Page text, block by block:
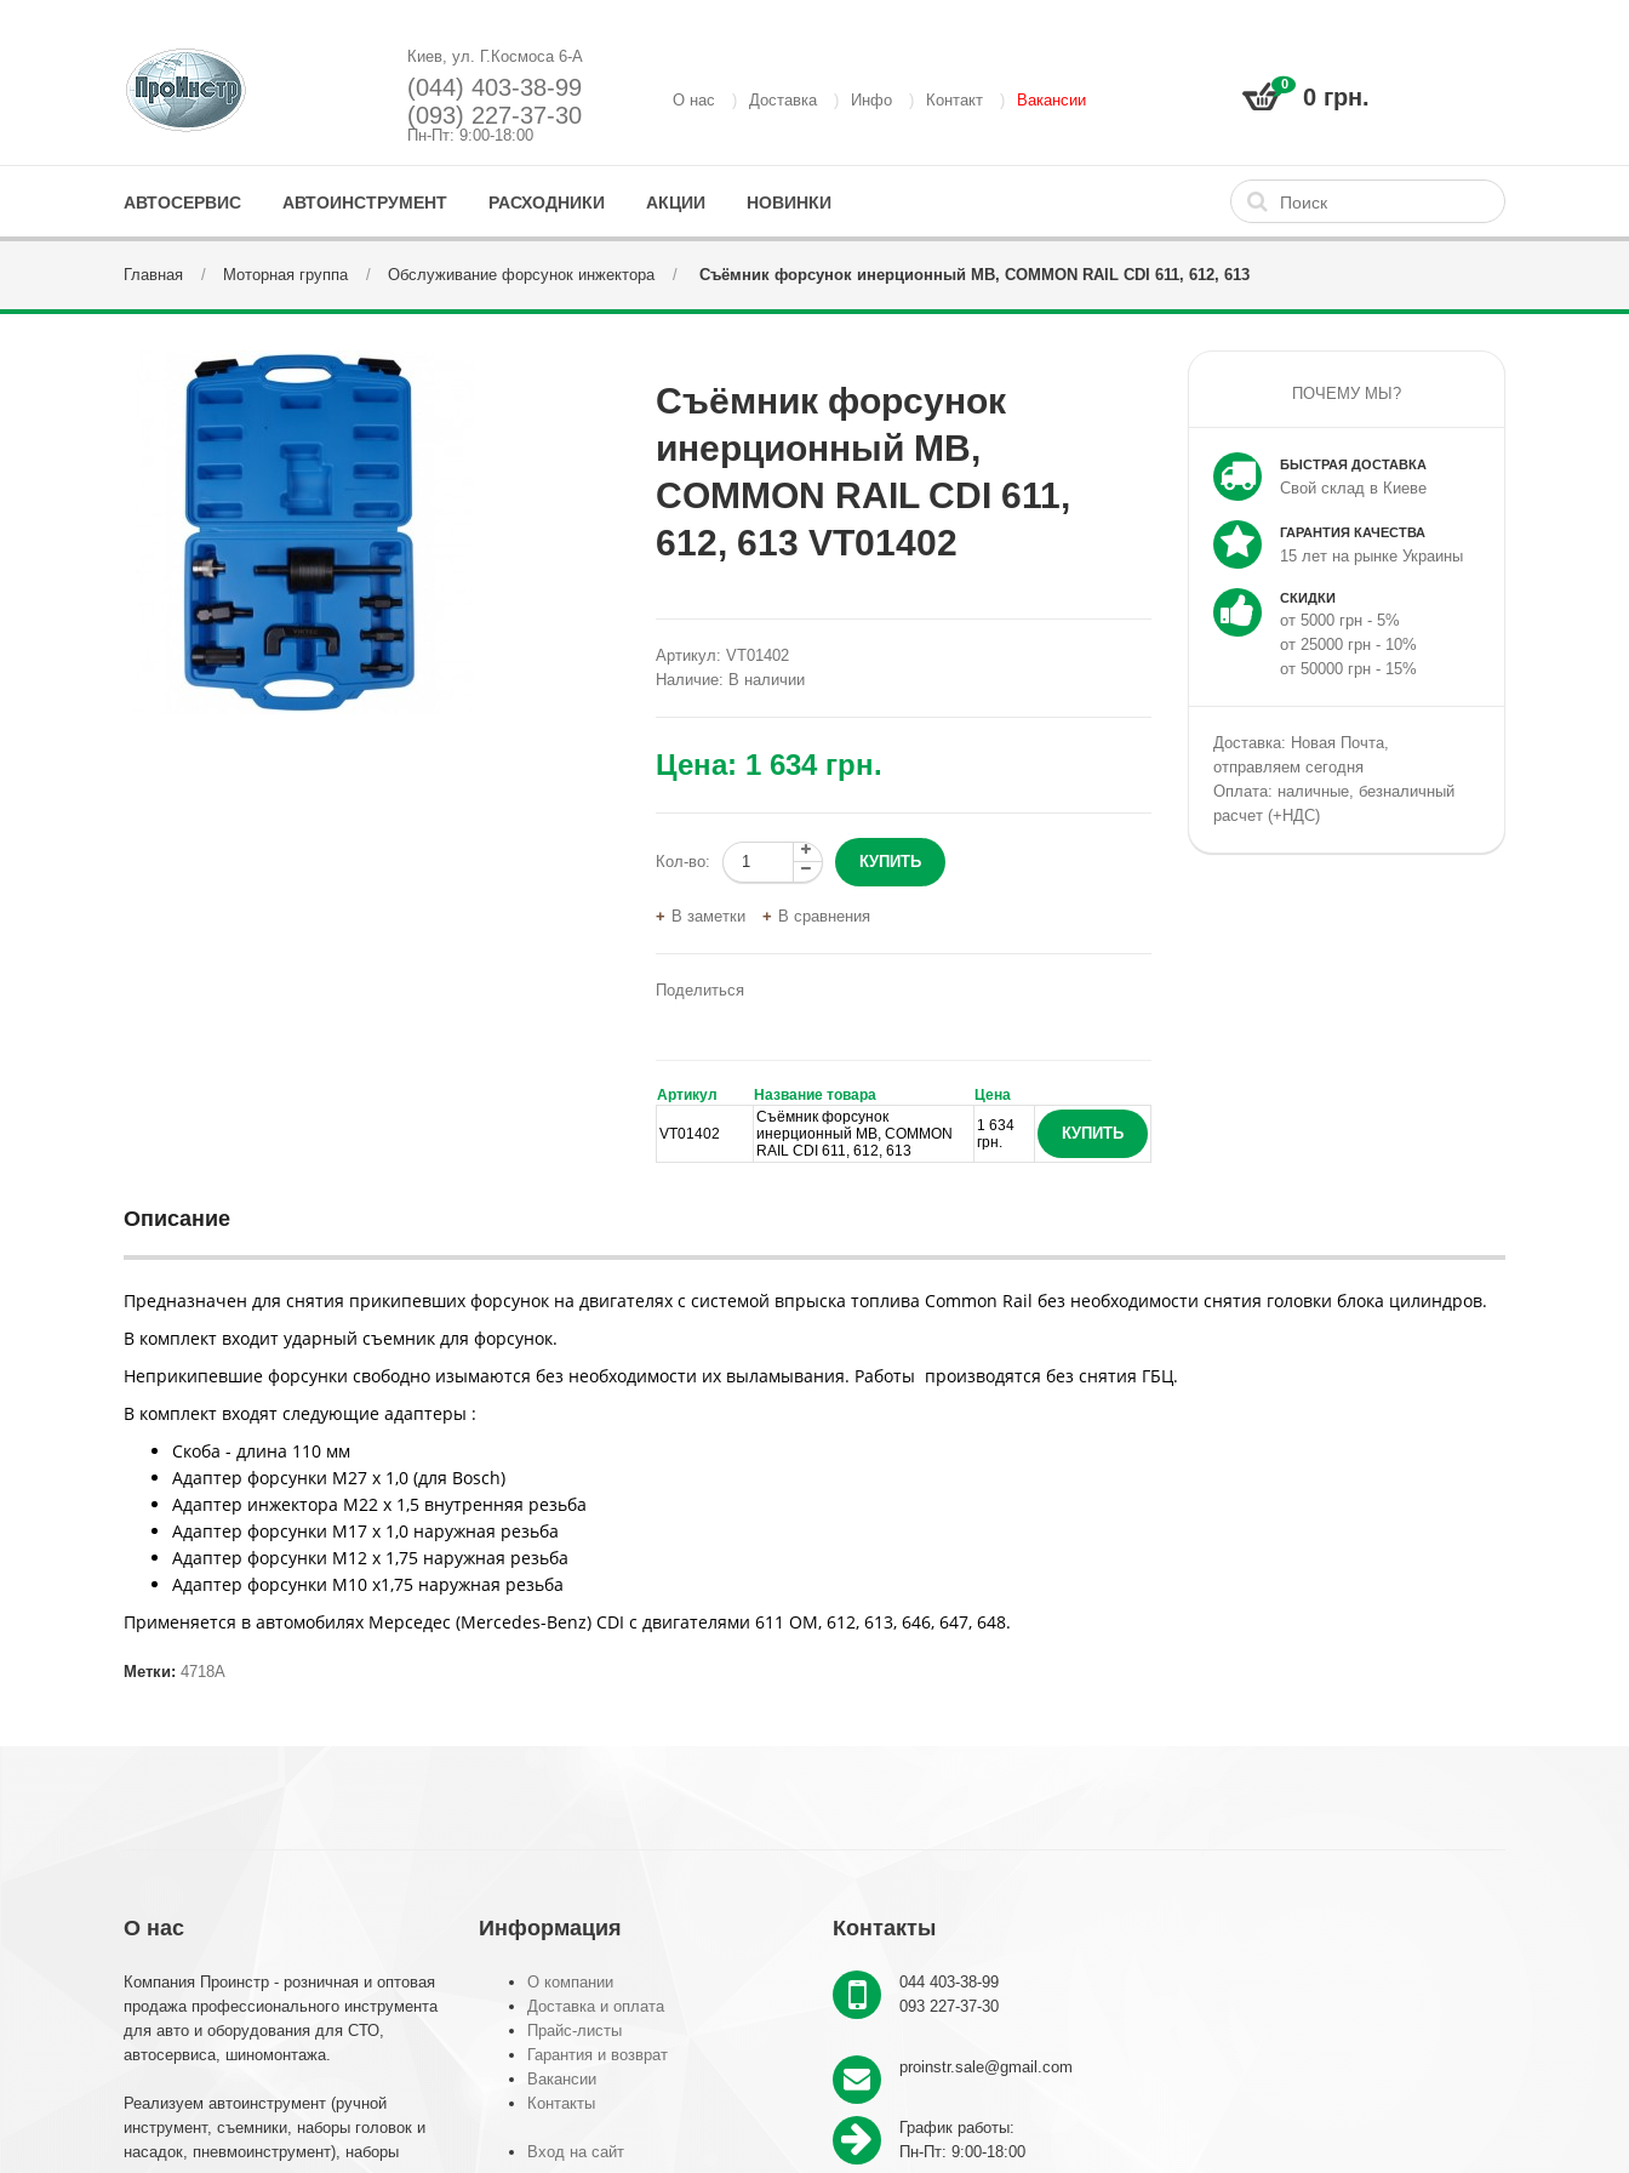
Киев, ул. Г.Космоса 6-А
(044) 403-38-99
(093) 227-37-30
Пн-Пт: 9:00-18:00
О нас Доставка Инфо Контакт Вакансии
0 0 грн.
АВТОСЕРВИС АВТОИНСТРУМЕНТ РАСХОДНИКИ АКЦИИ НОВИНКИ
Главная Моторная группа Обслуживание форсунок инжектора Съёмник форсунок инерционный MB, COMMON RAIL CDI 611, 612, 613
Съёмник форсунок
инерционный MB,
COMMON RAIL CDI 611,
612, 613 VT01402
Артикул: VT01402
Наличие: В наличии
Цена: 1 634 грн.
Кол-во:
В заметки В сравнения
Поделиться
Артикул Название товара Цена
VT01402
Съёмник форсунок
инерционный MB, COMMON
RAIL CDI 611, 612, 613
1 634
грн.
КУПИТЬ
ПОЧЕМУ МЫ?
БЫСТРАЯ ДОСТАВКА
Свой склад в Киеве
ГАРАНТИЯ КАЧЕСТВА
15 лет на рынке Украины
СКИДКИ
от 5000 грн - 5%
от 25000 грн - 10%
от 50000 грн - 15%
Доставка: Новая Почта,
отправляем сегодня
Оплата: наличные, безналичный
расчет (+НДС)
Описание
Предназначен для снятия прикипевших форсунок на двигателях с системой впрыска топлива Common Rail без необходимости снятия головки блока цилиндров.
В комплект входит ударный съемник для форсунок.
Неприкипевшие форсунки свободно изымаются без необходимости их выламывания. Работы производятся без снятия ГБЦ.
В комплект входят следующие адаптеры :
Скоба - длина 110 мм
Адаптер форсунки M27 x 1,0 (для Bosch)
Адаптер инжектора M22 x 1,5 внутренняя резьба
Адаптер форсунки M17 x 1,0 наружная резьба
Адаптер форсунки M12 x 1,75 наружная резьба
Адаптер форсунки M10 x1,75 наружная резьба
Применяется в автомобилях Мерседес (Mercedes-Benz) CDI с двигателями 611 ОМ, 612, 613, 646, 647, 648.
Метки: 4718A
О нас
Компания Проинстр - розничная и оптовая
продажа профессионального инструмента
для авто и оборудования для СТО,
автосервиса, шиномонтажа.
Реализуем автоинструмент (ручной
инструмент, съемники, наборы головок и
насадок, пневмоинструмент), наборы
Информация
О компании
Доставка и оплата
Прайс-листы
Гарантия и возврат
Вакансии
Контакты
Вход на сайт
Контакты
044 403-38-99
093 227-37-30
proinstr.sale@gmail.com
График работы:
Пн-Пт: 9:00-18:00